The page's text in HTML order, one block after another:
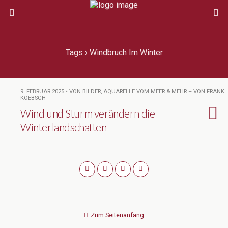
Tags › Windbruch Im Winter
9. FEBRUAR 2025 • VON BILDER, AQUARELLE VOM MEER & MEHR – VON FRANK
KOEBSCH
Wind und Sturm verändern die
Winterlandschaften
Zum Seitenanfang